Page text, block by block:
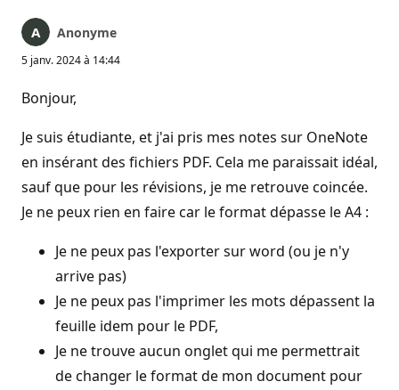
Anonyme
5 janv. 2024 à 14:44
Bonjour,
Je suis étudiante, et j'ai pris mes notes sur OneNote
en insérant des fichiers PDF. Cela me paraissait idéal,
sauf que pour les révisions, je me retrouve coincée.
Je ne peux rien en faire car le format dépasse le A4 :
Je ne peux pas l'exporter sur word (ou je n'y
arrive pas)
Je ne peux pas l'imprimer les mots dépassent la
feuille idem pour le PDF,
Je ne trouve aucun onglet qui me permettrait
de changer le format de mon document pour